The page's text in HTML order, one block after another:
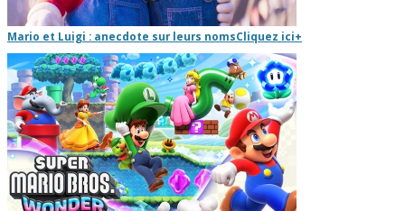
Mario et Luigi : anecdote sur leurs nomsCliquez ici+